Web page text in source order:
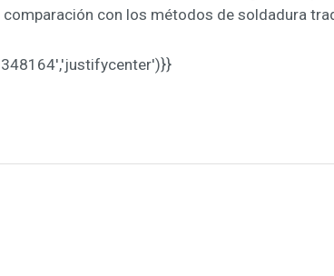
comparación con los métodos de soldadura